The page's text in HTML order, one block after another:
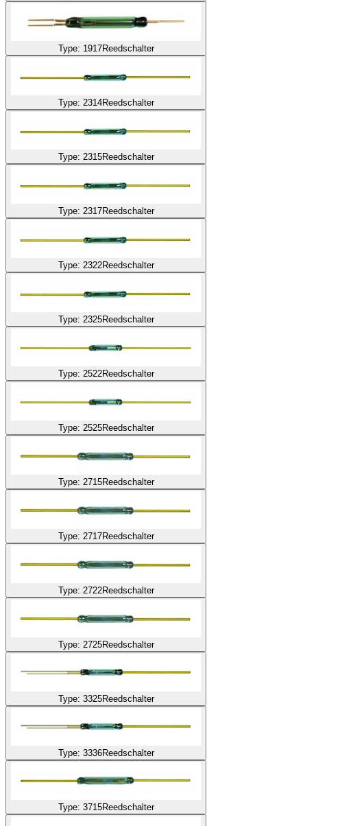
Type: 1917Reedschalter
Type: 2314Reedschalter
Type: 2315Reedschalter
Type: 2317Reedschalter
Type: 2322Reedschalter
Type: 2325Reedschalter
Type: 2522Reedschalter
Type: 2525Reedschalter
Type: 2715Reedschalter
Type: 2717Reedschalter
Type: 2722Reedschalter
Type: 2725Reedschalter
Type: 3325Reedschalter
Type: 3336Reedschalter
Type: 3715Reedschalter